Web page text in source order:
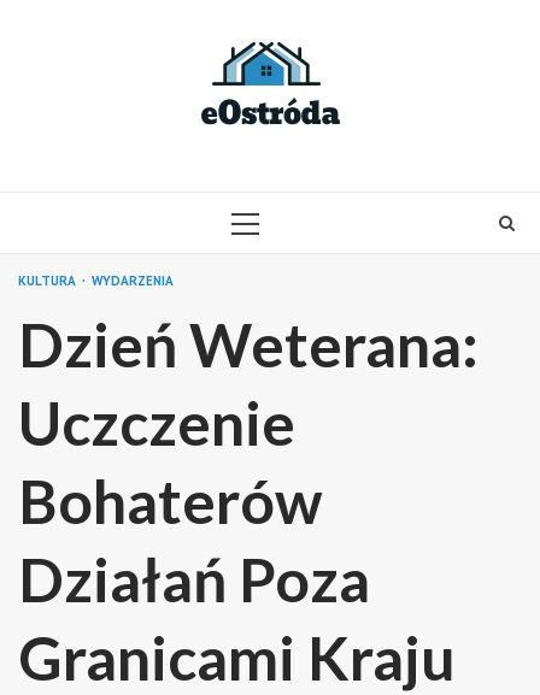
PRIMARY
KULTURA WYDARZENIA
Dzień Weterana:
Uczczenie
Bohaterów
Działań Poza
Granicami Kraju